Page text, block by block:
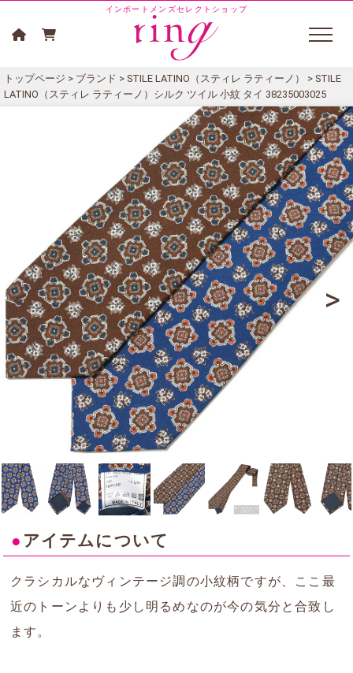
インポートメンズセレクトショップ
トップページ > ブランド > STILE LATINO（スティレ ラティーノ）
> STILE
LATINO（スティレ ラティーノ）シルク ツイル 小紋 タイ 38235003025
● アイテムについて
クラシカルなヴィンテージ調の小紋柄ですが、ここ最
近のトーンよりも少し明るめなのが今の気分と合致し
ます。